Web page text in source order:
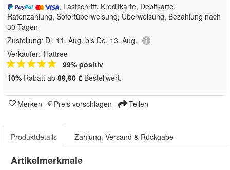
, Lastschrift, Kreditkarte, Debitkarte,
Ratenzahlung, Sofortüberweisung, Überweisung, Bezahlung nach
30 Tagen
Zustellung: Di, 11. Aug. bis Do, 13. Aug.
Verkäufer: Hattree
99% positiv
10% Rabatt ab 89,90 € Bestellwert.
Merken Preis vorschlagen Teilen
Produktdetails Zahlung, Versand & Rückgabe
Artikelmerkmale